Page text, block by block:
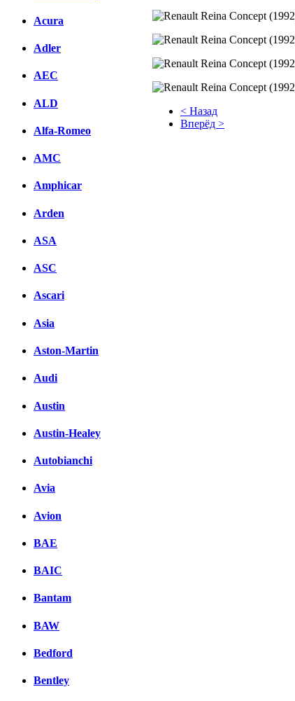
Acura
Adler
AEC
ALD
Alfa-Romeo
AMC
Amphicar
Arden
ASA
ASC
Ascari
Asia
Aston-Martin
Audi
Austin
Austin-Healey
Autobianchi
Avia
Avion
BAE
BAIC
Bantam
BAW
Bedford
Bentley
< Назад
Вперёд >